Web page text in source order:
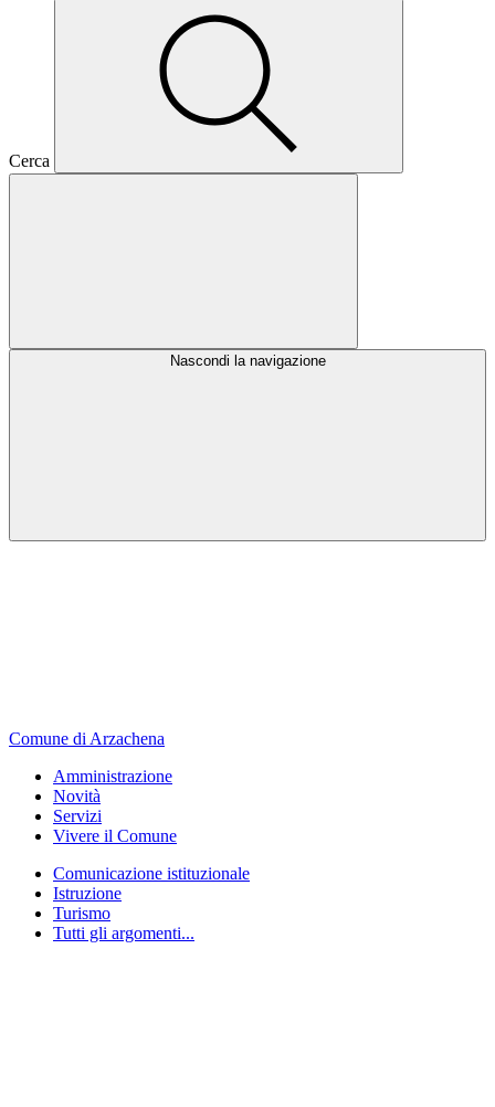
Cerca
Nascondi la navigazione
Comune di Arzachena
Amministrazione
Novità
Servizi
Vivere il Comune
Comunicazione istituzionale
Istruzione
Turismo
Tutti gli argomenti...